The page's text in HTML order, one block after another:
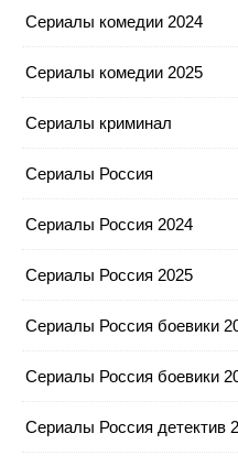
Сериалы комедии 2024
Сериалы комедии 2025
Сериалы криминал
Сериалы Россия
Сериалы Россия 2024
Сериалы Россия 2025
Сериалы Россия боевики
Сериалы Россия боевики
Сериалы Россия детектив